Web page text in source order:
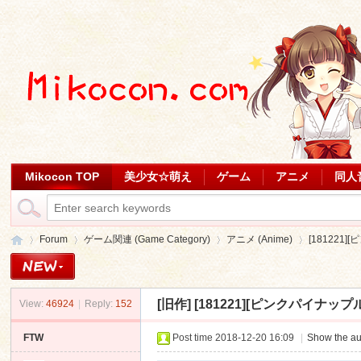
Mikocon TOP 美少女☆萌え ゲーム アニメ 同人
Mi »
Forum
›
ゲーム関連 (Game Category)
›
アニメ (Anime) [181221][
View: 46924 Reply: 152 [旧作] [181221][ピンクパイナップ
FTW Post time 2018-12-20 16:09 Show the